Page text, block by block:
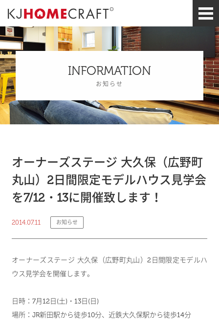
INFORMATION
お知らせ
オーナーズステージ 大久保（広野町
丸山）2日間限定モデルハウス見学会
を7/12・13に開催致します！
2014.07.11 お知らせ
オーナーズステージ 大久保（広野町丸山）2日間限定モデルハ
ウス見学会を開催します。
日時：7月12日(土)・13日(日)
場所：JR新田駅から徒歩10分、近鉄大久保駅から徒歩14分